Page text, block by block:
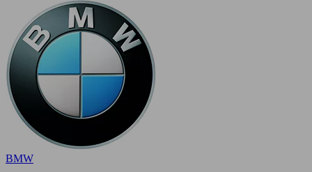
BMW